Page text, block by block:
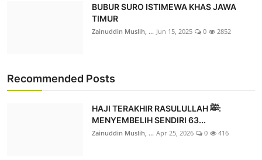
BUBUR SURO ISTIMEWA KHAS JAWA
TIMUR
Zainuddin Muslih, ... Jun 15, 2025 0 2852
Recommended Posts
HAJI TERAKHIR RASULULLAH ﷺ:
MENYEMBELIH SENDIRI 63...
Zainuddin Muslih, ... Apr 25, 2026 0 416